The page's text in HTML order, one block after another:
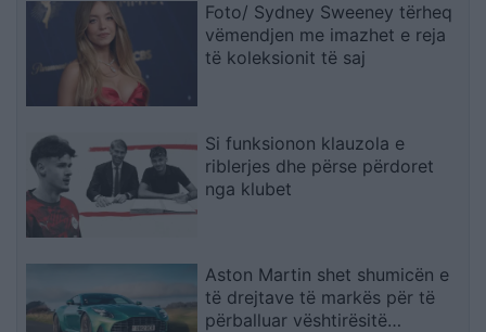
Foto/ Sydney Sweeney tërheq
vëmendjen me imazhet e reja
të koleksionit të saj
Si funksionon klauzola e
riblerjes dhe përse përdoret
nga klubet
Aston Martin shet shumicën e
të drejtave të markës për të
përballuar vështirësitë